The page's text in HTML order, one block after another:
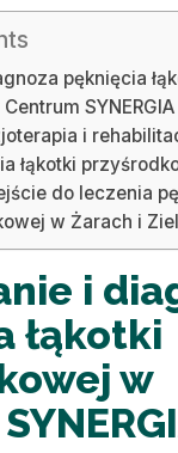
pęknięcia
SYNERGIA
i
łąkotki
do leczenia
w Żarach i
i
łąkotki
w